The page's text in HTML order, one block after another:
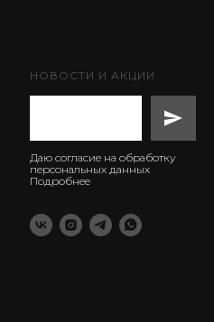
НОВОСТИ И АКЦИИ
Даю согласие на обработку
персональных данных
Подробнее